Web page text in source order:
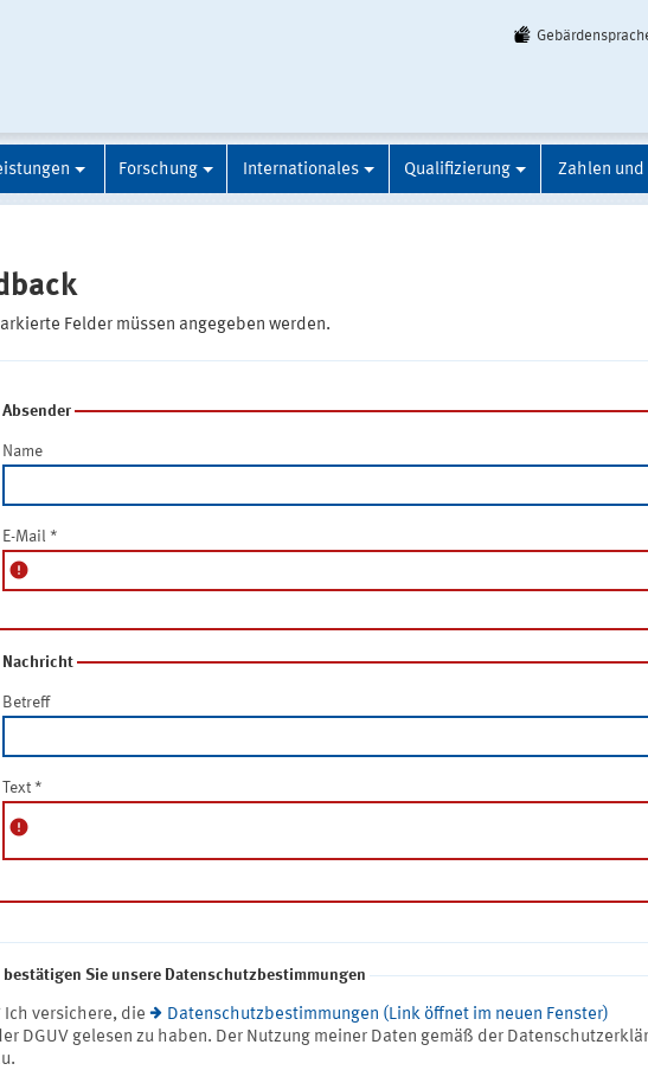
Forschung Internationales Qualifizierung Zahlen und
Felder müssen angegeben werden.
Absender
Name
E-Mail *
error
Nachricht
Betreff
Text *
error
Sie unsere Datenschutzbestimmungen
Ich versichere, die
Datenschutzbestimmungen (Link öffnet im neuen Fenster)
DGUV gelesen zu haben. Der Nutzung meiner Daten gemäß der